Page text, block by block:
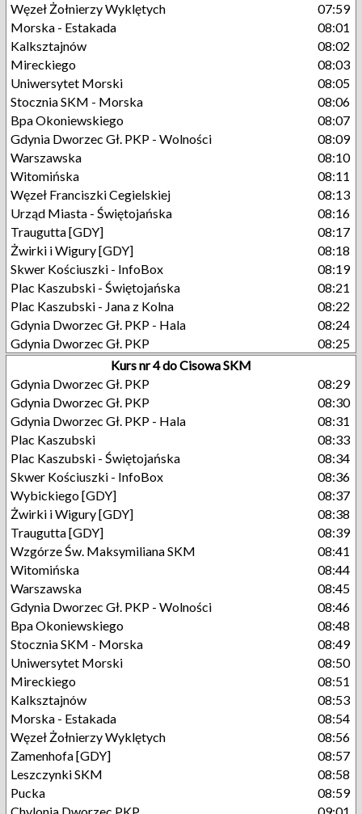
Węzeł Żołnierzy Wyklętych
07:59
Morska - Estakada
08:01
Kalksztajnów
08:02
Mireckiego
08:03
Uniwersytet Morski
08:05
Stocznia SKM - Morska
08:06
Bpa Okoniewskiego
08:07
Gdynia Dworzec Gł. PKP - Wolności
08:09
Warszawska
08:10
Witomińska
08:11
Węzeł Franciszki Cegielskiej
08:13
Urząd Miasta - Świętojańska
08:16
Traugutta [GDY]
08:17
Żwirki i Wigury [GDY]
08:18
Skwer Kościuszki - InfoBox
08:19
Plac Kaszubski - Świętojańska
08:21
Plac Kaszubski - Jana z Kolna
08:22
Gdynia Dworzec Gł. PKP - Hala
08:24
Gdynia Dworzec Gł. PKP
08:25
Kurs nr 4 do Cisowa SKM
Gdynia Dworzec Gł. PKP
08:29
Gdynia Dworzec Gł. PKP
08:30
Gdynia Dworzec Gł. PKP - Hala
08:31
Plac Kaszubski
08:33
Plac Kaszubski - Świętojańska
08:34
Skwer Kościuszki - InfoBox
08:36
Wybickiego [GDY]
08:37
Żwirki i Wigury [GDY]
08:38
Traugutta [GDY]
08:39
Wzgórze Św. Maksymiliana SKM
08:41
Witomińska
08:44
Warszawska
08:45
Gdynia Dworzec Gł. PKP - Wolności
08:46
Bpa Okoniewskiego
08:48
Stocznia SKM - Morska
08:49
Uniwersytet Morski
08:50
Mireckiego
08:51
Kalksztajnów
08:53
Morska - Estakada
08:54
Węzeł Żołnierzy Wyklętych
08:56
Zamenhofa [GDY]
08:57
Leszczynki SKM
08:58
Pucka
08:59